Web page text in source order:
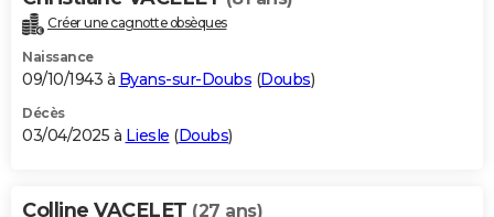
Créer une cagnotte obsèques
Naissance
09/10/1943 à Byans-sur-Doubs (Doubs)
Décès
03/04/2025 à Liesle (Doubs)
Colline VACELET (27 ans)